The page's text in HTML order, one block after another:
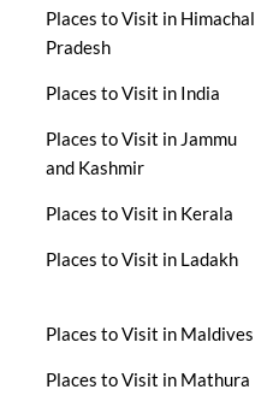
Places to Visit in Himachal
Pradesh
Places to Visit in India
Places to Visit in Jammu
and Kashmir
Places to Visit in Kerala
Places to Visit in Ladakh
Places to Visit in Maldives
Places to Visit in Mathura